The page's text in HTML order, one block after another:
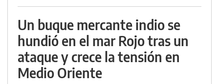
Un buque mercante indio se
hundió en el mar Rojo tras un
ataque y crece la tensión en
Medio Oriente